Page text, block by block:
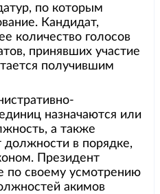
по которым
Кандидат,
количество голосов
принявших участие
получившим
назначаются или
а также
в порядке,
Президент
по своему усмотрению
акимов